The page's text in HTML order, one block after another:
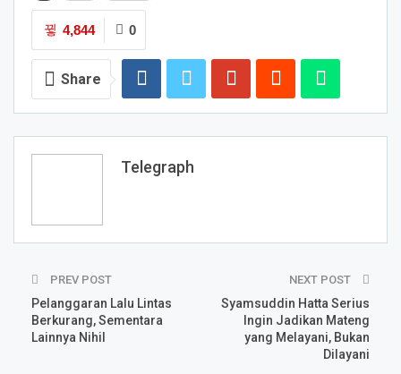
0
4,844
Share
Telegraph
PREV POST
Pelanggaran Lalu Lintas
Berkurang, Sementara
Lainnya Nihil
NEXT POST
Syamsuddin Hatta Serius
Ingin Jadikan Mateng
yang Melayani, Bukan
Dilayani